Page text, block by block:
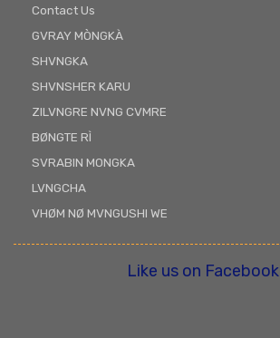
Contact Us
GVRAY MÒNGKÀ
SHVNGKA
SHVNSHER KARU
ZILVNGRE NVNG CVMRE
BØNGTE RÌ
SVRABIN MONGKA
LVNGCHA
VHØM NØ MVNGUSHI WE
Like us on Facebook